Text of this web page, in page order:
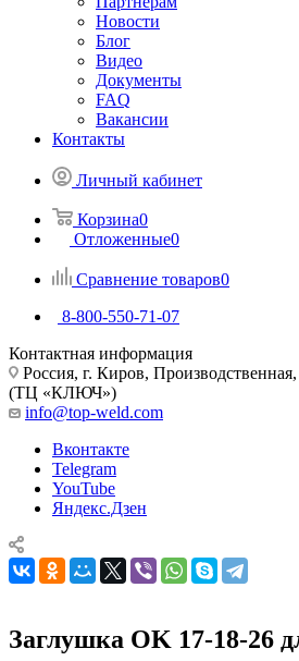
Новости
Блог
Видео
Документы
FAQ
Вакансии
Контакты
Личный кабинет
Корзина0
Отложенные0
Сравнение товаров0
8-800-550-71-07
Контактная информация
Россия, г. Киров,
(ТЦ «КЛЮЧ»)
info@top-weld.com
Вконтакте
Telegram
YouTube
Яндекс.Дзен
Заглушка OK 17-18-26